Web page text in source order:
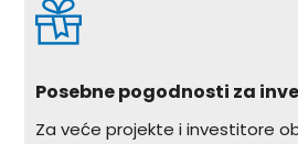
Posebne pogodnosti za
Za veće projekte i investitore